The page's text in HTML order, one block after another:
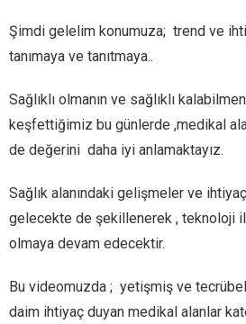
Şimdi gelelim konumuza; trend ve
tanımaya ve tanıtmaya..
Sağlıklı olmanın ve sağlıklı
keşfettiğimiz bu günlerde ,medikal
de değerini daha iyi anlamaktayız.
Sağlık alanındaki gelişmeler ve
gelecekte de şekillenerek , teknoloji
olmaya devam edecektir.
Bu videomuzda ; yetişmiş ve
daim ihtiyaç duyan medikal alanlar